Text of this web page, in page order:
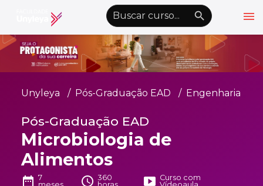
menu
emoji_objectsAlto Contraste nights_stay wb_sunny
Graduação EAD
Atualização Profissional
Conheça a Unyleyakeyboard_arrow_down
Alianças Acadêmicas
Unyleya Pós-Graduação EAD Engenharia
Pós-Graduação EAD
Microbiologia de
Alimentos
date_range 7
schedule 360
smart_display Curso com